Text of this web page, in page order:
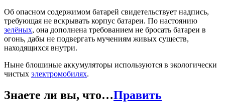
Об опасном содержимом батарей свидетельствует надпись,
требующая не вскрывать корпус батареи. По настоянию
зелёных, она дополнена требованием не бросать батареи в
огонь, дабы не подвергать мучениям живых существ,
находящихся внутри.
Ныне блошиные аккумуляторы используются в экологически
чистых электромобилях.
Знаете ли вы, что…Править